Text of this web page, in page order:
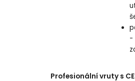
-
Profesionální vruty s